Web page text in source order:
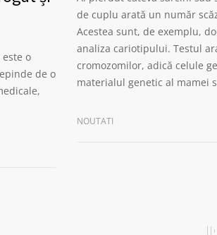
o
de o
de cuplu arată un număr
Acestea sunt, de exemplu,
analiza cariotipului. Testul
cromozomilor, adică celule
materialul genetic al mamei
NOUTATI